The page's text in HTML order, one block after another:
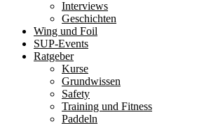
Interviews
Geschichten
Wing und Foil
SUP-Events
Ratgeber
Kurse
Grundwissen
Safety
Training und Fitness
Paddeln